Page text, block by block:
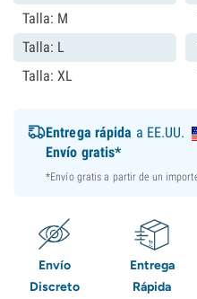
Talla: M
Talla: L
Talla: XL
Entrega rápida a EE.UU.
Envío gratis*
*Envío gratis a partir de un
Envío
Discreto
Entrega
Rápida